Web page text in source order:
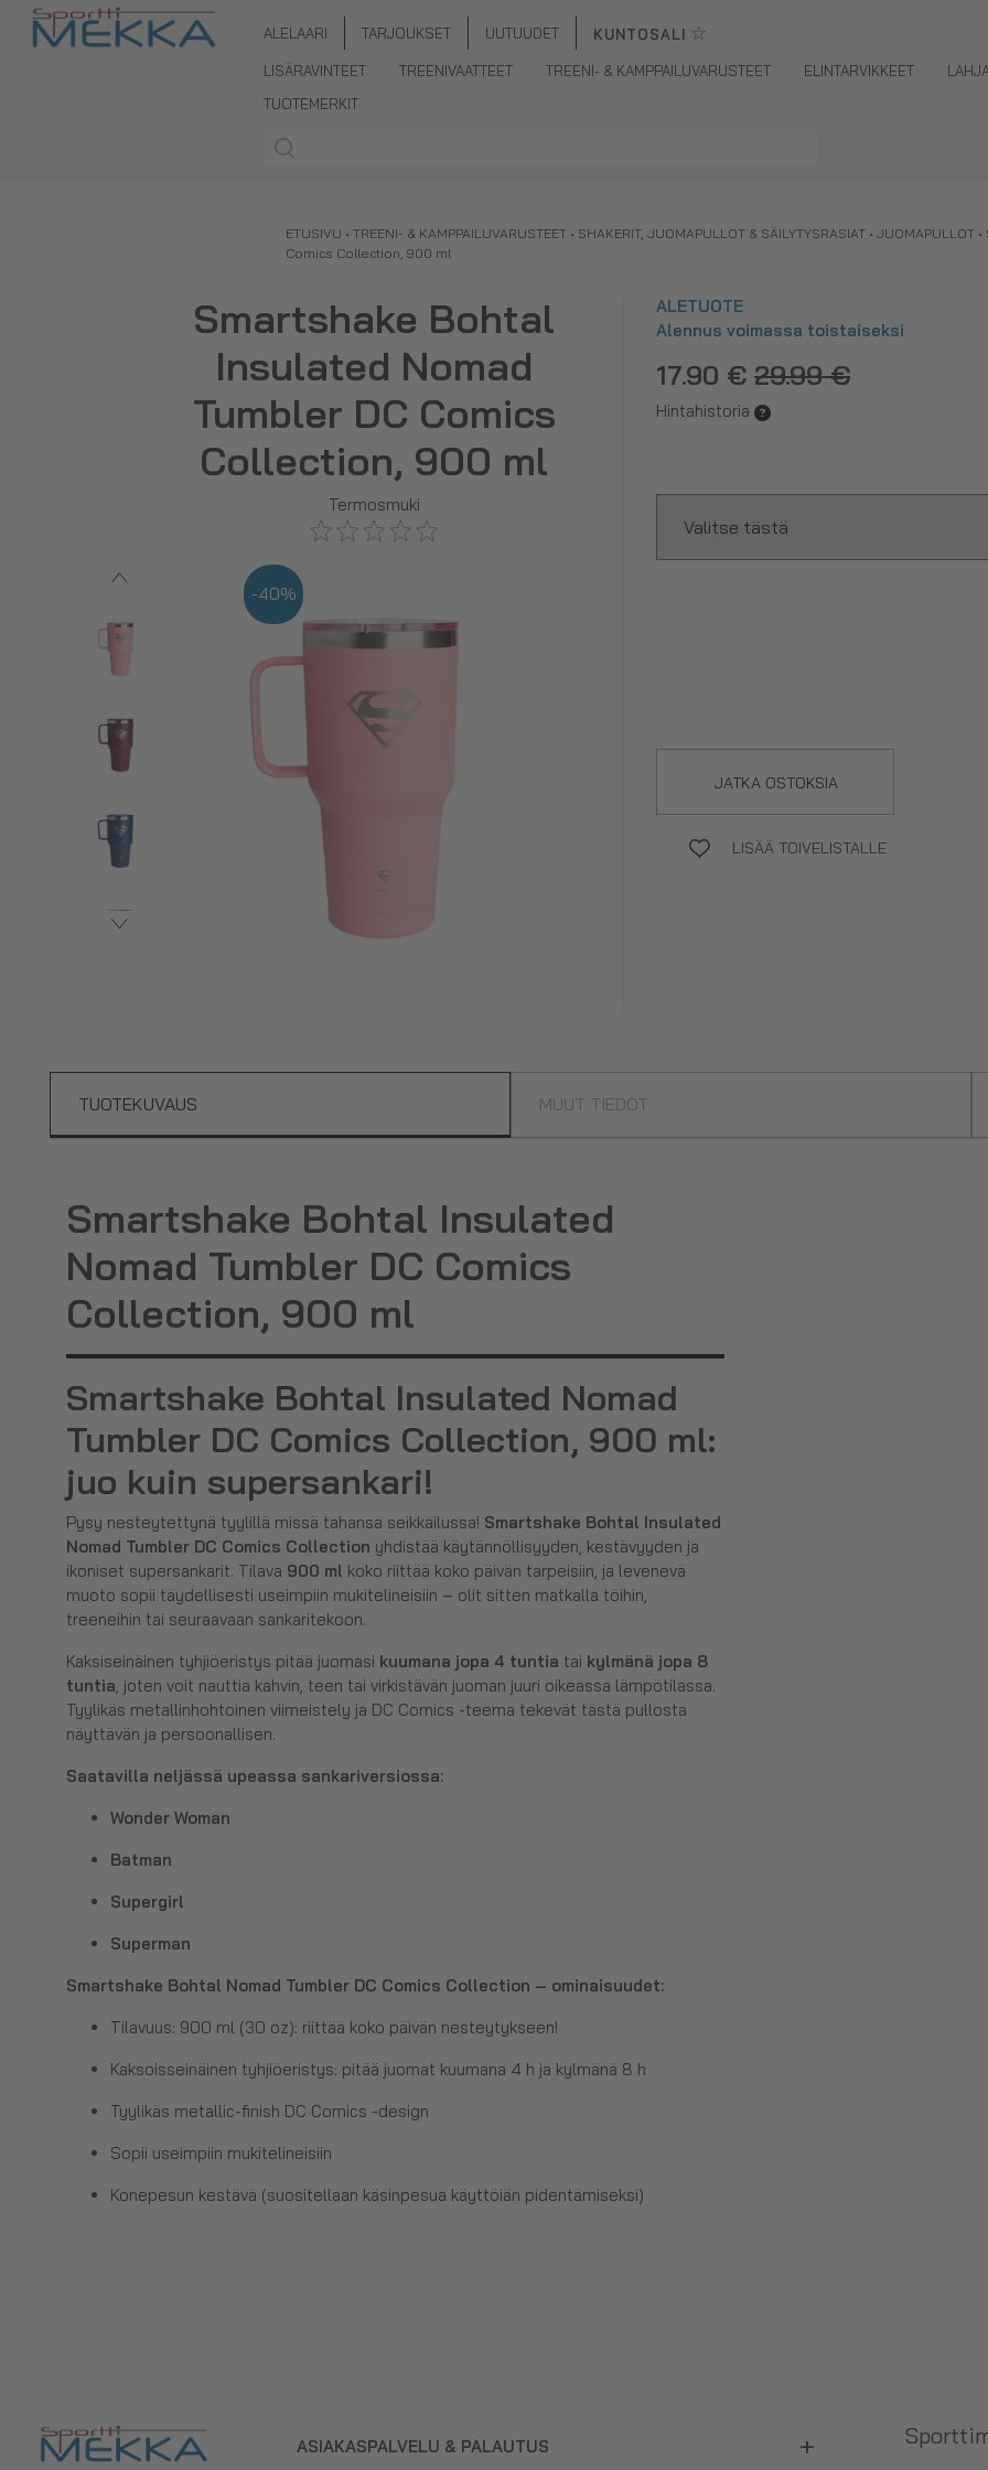
ALELAARI TARJOUKSET UUTUUDET KUNTOSALI ☆
LISÄRAVINTEET TREENIVAATTEET TREENI- & KAMPPAILUVARUSTEET ELINTARVIKKEET
TUOTEMERKIT
ETUSIVU • TREENI- & KAMPPAILUVARUSTEET • SHAKERIT, JUOMAPULLOT & SÄILYTYSRASIAT • JUOMAPULLOT •
Comics Collection, 900 ml
Smartshake Bohtal
Insulated Nomad
Tumbler DC Comics
Collection, 900 ml
Termosmuki
-40%
ALETUOTE
Alennus voimassa toistaiseksi
17.90 € 29.99 €
Hintahistoria
JATKA OSTOKSIA
LISÄÄ TOIVELISTALLE
TUOTEKUVAUS MUUT TIEDOT
Smartshake Bohtal Insulated
Nomad Tumbler DC Comics
Collection, 900 ml
Smartshake Bohtal Insulated Nomad
Tumbler DC Comics Collection, 900 ml:
juo kuin supersankari!
Pysy nesteytettynä tyylillä missä tahansa seikkailussa! Smartshake Bohtal Insulated
Nomad Tumbler DC Comics Collection yhdistää käytännöllisyyden, kestävyyden ja
ikoniset supersankarit. Tilava 900 ml koko riittää koko päivän tarpeisiin, ja levenevä
muoto sopii täydellisesti useimpiin mukitelineisiin – olit sitten matkalla töihin,
treeneihin tai seuraavaan sankaritekoon.
Kaksiseinäinen tyhjiöeristys pitää juomasi kuumana jopa 4 tuntia tai kylmänä jopa 8
tuntia , joten voit nauttia kahvin, teen tai virkistävän juoman juuri oikeassa lämpötilassa.
Tyylikäs metallinhohtoinen viimeistely ja DC Comics -teema tekevät tästä pullosta
näyttävän ja persoonallisen.
Saatavilla neljässä upeassa sankariversiossa:
Wonder Woman
Batman
Supergirl
Superman
Smartshake Bohtal Nomad Tumbler DC Comics Collection – ominaisuudet:
Tilavuus: 900 ml (30 oz): riittää koko päivän nesteytykseen!
Kaksoisseinäinen tyhjiöeristys: pitää juomat kuumana 4 h ja kylmänä 8 h
Tyylikäs metallic-finish DC Comics -design
Sopii useimpiin mukitelineisiin
Konepesun kestävä (suositellaan käsinpesua käyttöiän pidentämiseksi)
ASIAKASPALVELU & PALAUTUS +